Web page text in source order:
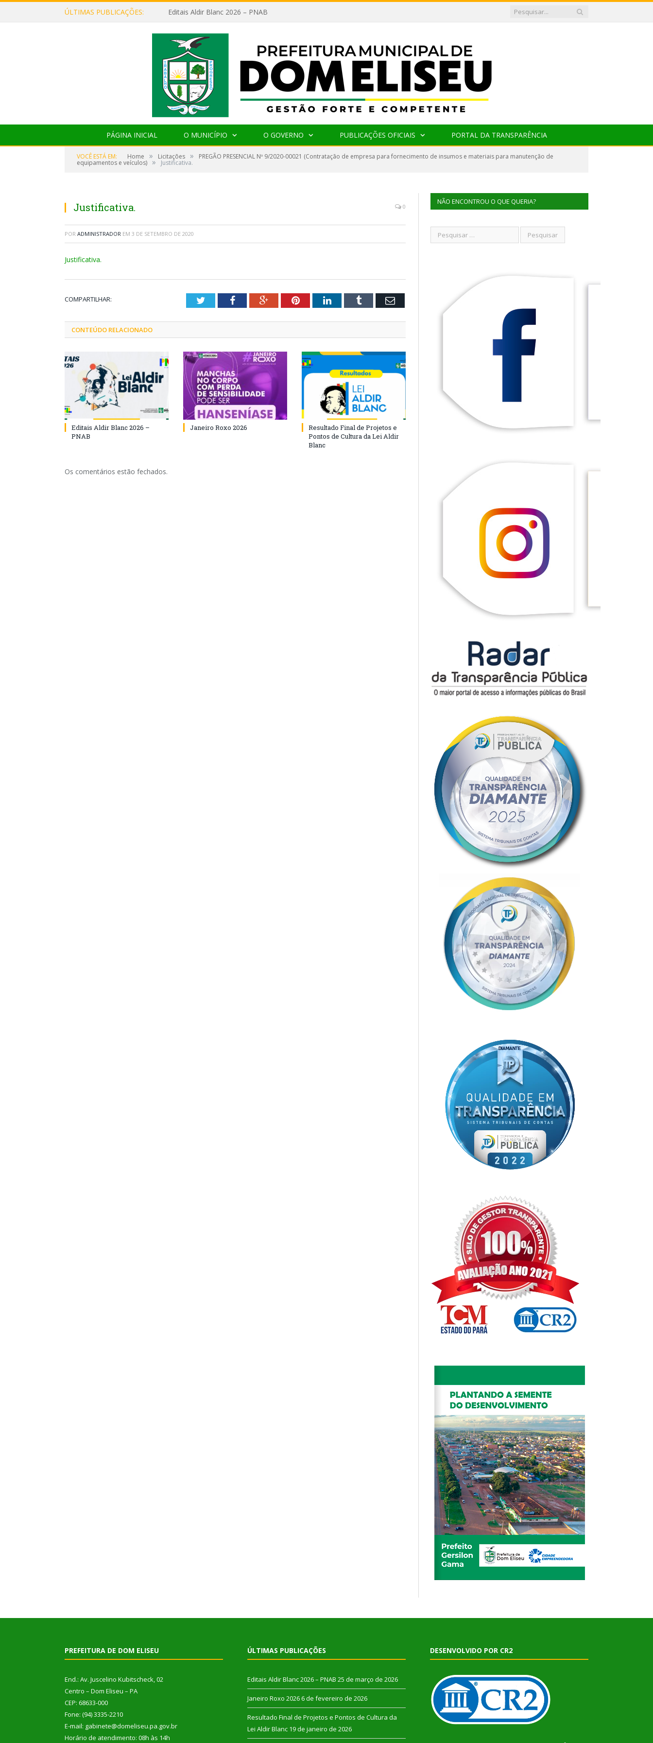
ÚLTIMAS PUBLICAÇÕES: Editais Aldir Blanc 2026 – PNAB
PÁGINA INICIAL O MUNICÍPIO O GOVERNO PUBLICAÇÕES OFICIAIS PORTAL DA TRANSPARÊNCIA
VOCÊ ESTÁ EM: Home » Licitações » PREGÃO PRESENCIAL Nº 9/2020-00021 (Contratação de empresa para fornecimento de insumos e materiais para manutenção de
equipamentos e veículos) » Justificativa.
Justificativa. 0
POR ADMINISTRADOR EM 3 DE SETEMBRO DE 2020
Justificativa.
COMPARTILHAR: TwitterFacebookGoogle+PinterestLinkedInTumblr Email
CONTEÚDO RELACIONADO
Editais Aldir Blanc 2026 –
PNAB
Janeiro Roxo 2026
Resultado Final de Projetos e
Pontos de Cultura da Lei Aldir
Blanc
Os comentários estão fechados.
NÃO ENCONTROU O QUE QUERIA?
PREFEITURA DE DOM ELISEU
End.: Av. Juscelino Kubitscheck, 02
Centro – Dom Eliseu – PA
CEP: 68633-000
Fone: (94) 3335-2210
E-mail: gabinete@domeliseu.pa.gov.br
Horário de atendimento: 08h às 14h
ÚLTIMAS PUBLICAÇÕES
Editais Aldir Blanc 2026 – PNAB 25 de março de 2026
Janeiro Roxo 2026 6 de fevereiro de 2026
Resultado Final de Projetos e Pontos de Cultura da
Lei Aldir Blanc 19 de janeiro de 2026
DESENVOLVIDO POR CR2